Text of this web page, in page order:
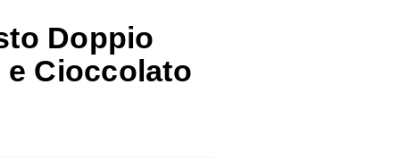
Doppio
Cioccolato